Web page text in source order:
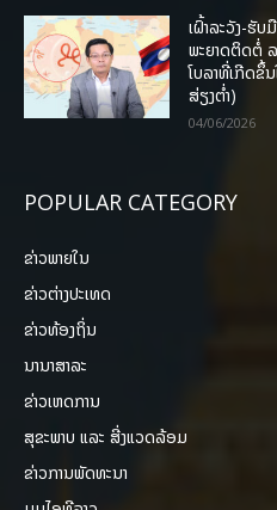
ເຝົ້າລະວັງ-ຮັ
ພະຍາດຕິດຕໍ່ ລ
ໂບລາທີ່ເກີດຂຶ້
ສ່ຽງຕໍ່າ)
04/06/2026
POPULAR CATEGORY
ຂ່າວພາຍ​ໃນ
ຂ່າວຕ່າງປະເທດ
ຂ່າວທ້ອງຖິ່ນ
ນານາສາລະ
ຂ່າວເຫດການ
ສຸຂະພາບ ແລະ ສີ່ງແວດລ້ອມ
ຂ່າວການພັດທະນາ